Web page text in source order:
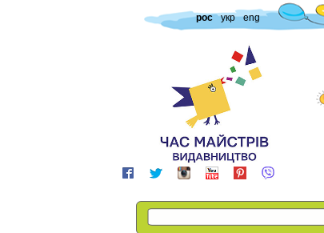
рос укр eng